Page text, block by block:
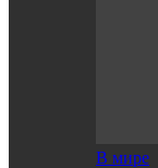
В мире